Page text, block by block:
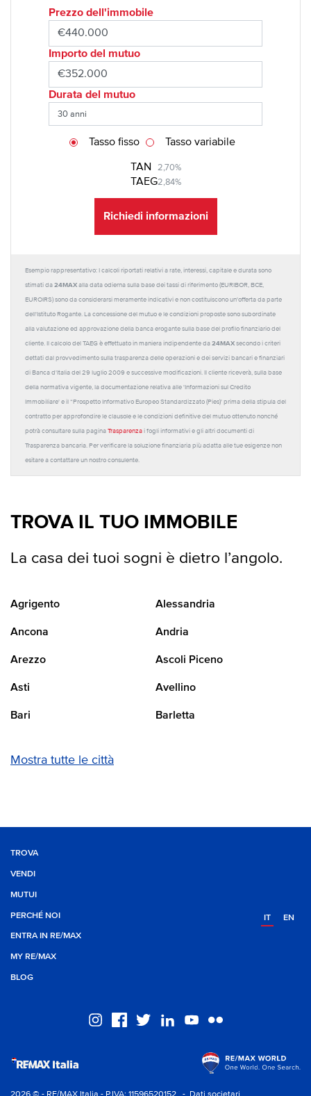
Prezzo dell'immobile
Importo del mutuo
Durata del mutuo
TAN 2,70%
TAEG2,84%
Tasso fisso Tasso variabile
Richiedi informazioni
Esempio rappresentativo: I calcoli riportati relativi a rate, interessi, capitale e durata sono
stimati da 24MAX alla data odierna sulla base dei tassi di riferimento (EURIBOR, BCE,
EUROIRS) sono da considerarsi meramente indicativi e non costituiscono un'offerta da parte
dell'Istituto Rogante. La concessione del mutuo e le condizioni proposte sono subordinate
alla valutazione ed approvazione della banca erogante sulla base del profilo finanziario del
cliente. Il calcolo del TAEG è effettuato in maniera indipendente da 24MAX secondo i criteri
dettati dal provvedimento sulla trasparenza delle operazioni e dei servizi bancari e finanziari
di Banca d'Italia del 29 luglio 2009 e successive modificazioni. Il cliente riceverà, sulla base
della normativa vigente, la documentazione relativa alle 'Informazioni sul Credito
Immobiliare' e il “Prospetto Informativo Europeo Standardizzato (Pies)' prima della stipula del
contratto per approfondire le clausole e le condizioni definitive del mutuo ottenuto nonché
potrà consultare sulla pagina Trasparenza i fogli informativi e gli altri documenti di
Trasparenza bancaria. Per verificare la soluzione finanziaria più adatta alle tue esigenze non
esitare a contattare un nostro consulente.
TROVA IL TUO IMMOBILE
La casa dei tuoi sogni è dietro l’angolo.
Agrigento Alessandria
Ancona Andria
Arezzo Ascoli Piceno
Asti Avellino
Bari Barletta
Mostra tutte le città
TROVA
VENDI
MUTUI
PERCHÉ NOI
ENTRA IN RE/MAX
MY RE/MAX
BLOG
IT EN